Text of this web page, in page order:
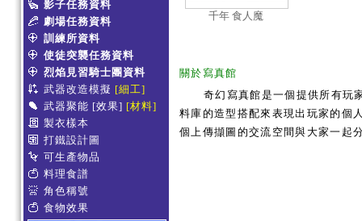
影子任務資料
劇場任務資料
訓練所資料
使徒突襲任務資料
烈焰見習騎士團資料
武器改造模擬 [細工]
武器聚能 [效果] [材料]
製衣樣本
打鐵設計圖
可生產物品
料理食譜
角色稱號
食物效果
千年 食人魔
關於寫真館
奇幻寫真館是一個提供所有玩
料庫的造型搭配來表現出玩家的個
個上傳擷圖的交流空間與大家一起